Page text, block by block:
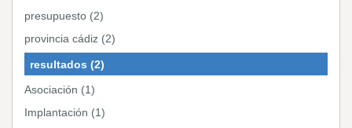
presupuesto (2)
provincia cádiz (2)
resultados (2)
Asociación (1)
Implantación (1)